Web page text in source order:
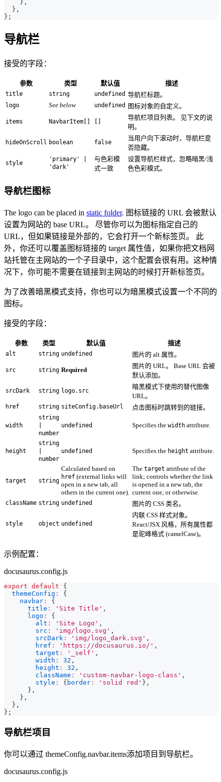
} ,
} ,
} ;
导航栏
接受的字段：
参数 类型 默认值 描述
title string undefined 导航栏标题。
logo See below undefined 图标对象的自定义。
items NavbarItem[]
导航栏项目列表。 见下文的说
明。
hideOnScroll boolean false
当用户向下滚动时，导航栏是
否隐藏。
style
'primary' |
'dark'
与色彩模
式一致
设置导航栏样式，忽略暗黑/浅
色色彩模式。
导航栏图标
The logo can be placed in static folder. 图标链接的 URL 会被默认
设置为网站的 base URL。 尽管你可以为图标指定自己的
URL，但如果链接是外部的，它会打开一个新标签页。 此
外，你还可以覆盖图标链接的 target 属性值，如果你把文档网
站托管在主网站的一个子目录中，这个配置会很有用。这种情
况下，你可能不需要在链接到主网站的时候打开新标签页。
为了改善暗黑模式支持，你也可以为暗黑模式设置一个不同的
图标。
接受的字段：
参数 类型 默认值 描述
alt string undefined 图片的 alt 属性。
src string Required
图片的 URL。 Base URL 会被
默认添加。
srcDark string logo.src
暗黑模式下使用的替代图像
URL。
href string siteConfig.baseUrl 点击图标时跳转到的链接。
width
string
number
undefined Specifies the width attribute.
height
string
number
undefined Specifies the height attribute.
target string
Calculated based on
href (external links will
open in a new tab, all
others in the current one).
The target attribute of the
link; controls whether the link
is opened in a new tab, the
current one, or otherwise.
className string undefined 图片的 CSS 类名。
style object undefined
内联 CSS 样式对象。
React/JSX 风格，所有属性都
是驼峰格式 (camelCase)。
示例配置：
docusaurus.config.js
export default
{
themeConfig :
{
navbar :
{
title : 'Site Title' ,
logo :
{
alt : 'Site Logo' ,
src : 'img/logo.svg' ,
srcDark : 'img/logo_dark.svg' ,
href : 'https://docusaurus.io/' ,
target : '_self' ,
width : 32 ,
height : 32 ,
className : 'custom-navbar-logo-class' ,
style : { border : 'solid red' } ,
} ,
} ,
} ,
} ;
导航栏项目
你可以通过 themeConfig.navbar.items添加项目到导航栏。
docusaurus.config.js